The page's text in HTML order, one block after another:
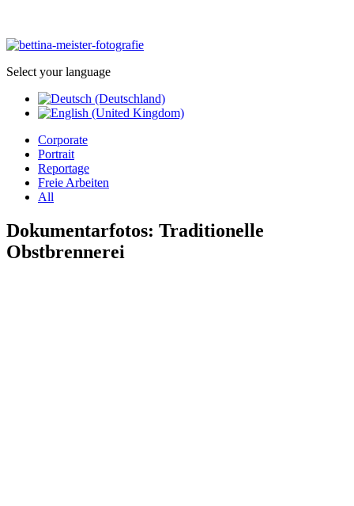
Select your language
Corporate
Portrait
Reportage
Freie Arbeiten
All
Dokumentarfotos: Traditionelle
Obstbrennerei